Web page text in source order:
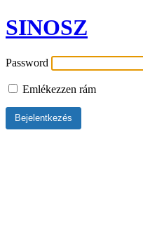
SINOSZ
Password
Emlékezzen rám